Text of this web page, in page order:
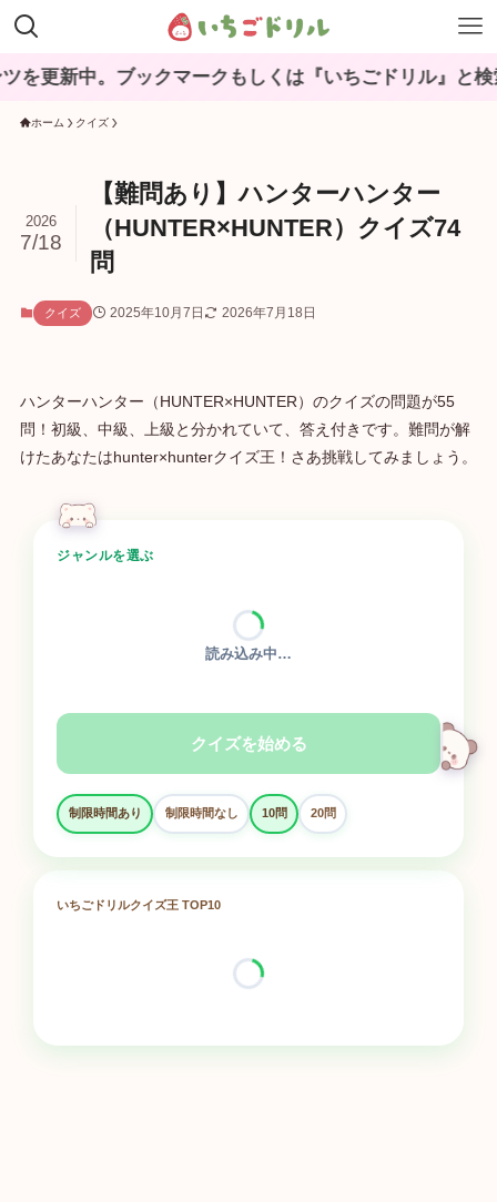
中。ブックマークもしくは『いちごドリル』と検索して
ホーム クイズ
【難問あり】ハンターハンター
（HUNTER×HUNTER）クイズ74
問
2026
7/18
クイズ 2025年10月7日 2026年7月18日
ハンターハンター（HUNTER×HUNTER）のクイズの問題が55
問！初級、中級、上級と分かれていて、答え付きです。難問が解
けたあなたはhunter×hunterクイズ王！さあ挑戦してみましょう。
ジャンルを選ぶ
読み込み中…
クイズを始める
制限時間あり 制限時間なし 10問 20問
いちごドリルクイズ王 TOP10